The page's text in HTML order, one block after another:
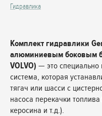
Гидравлика
Комплект гидравлики
алюминиевым боковым
VOLVO) — это специально
система, которая
тягач или шасси с
насоса перекачки
керосина и т.д.).